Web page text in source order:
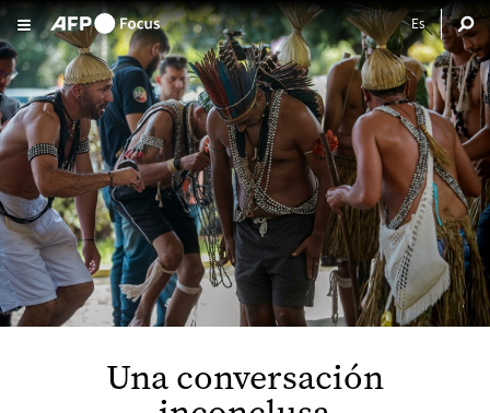
Pasar al contenido principal
Una conversación